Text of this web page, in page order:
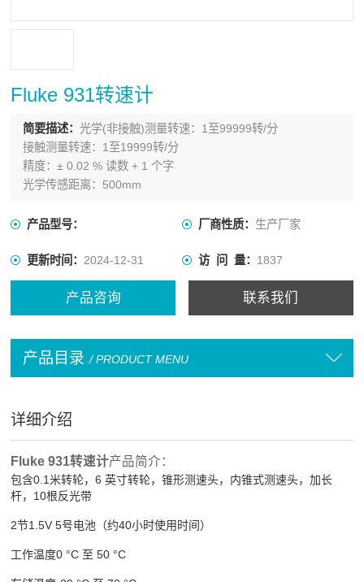
Fluke 931转速计
简要描述： 光学(非接触)测量转速：1至99999转/分
接触测量转速：1至19999转/分
精度：± 0.02 % 读数 + 1 个字
光学传感距离：500mm
产品型号： 厂商性质： 生产厂家
更新时间：2024-12-31 访 问 量： 1837
产品咨询 联系我们
产品目录 / PRODUCT MENU
详细介绍
Fluke 931转速计产品简介：
包含0.1米转轮，6 英寸转轮，锥形测速头，内锥式测速头，加长
杆，10根反光带
2节1.5V 5号电池（约40小时使用时间）
工作温度0 °C 至 50 °C